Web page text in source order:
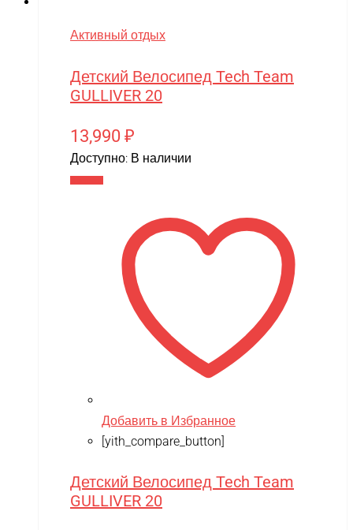
Активный отдых
Детский Велосипед Tech Team
GULLIVER 20
13,990 ₽
Доступно: В наличии
Добавить в Избранное
[yith_compare_button]
Детский Велосипед Tech Team
GULLIVER 20